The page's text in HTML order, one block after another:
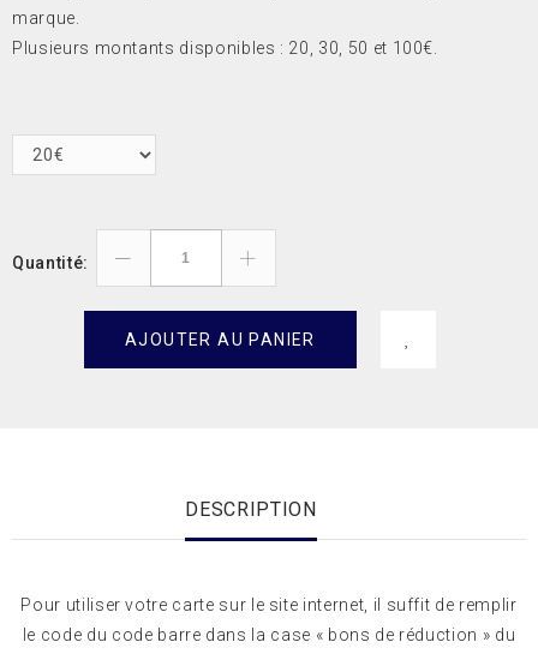
marque.
Plusieurs montants disponibles : 20, 30, 50 et 100€.
Quantité:
AJOUTER AU PANIER
DESCRIPTION
Pour utiliser votre carte sur le site internet, il suffit de remplir
le code du code barre dans la case « bons de réduction » du